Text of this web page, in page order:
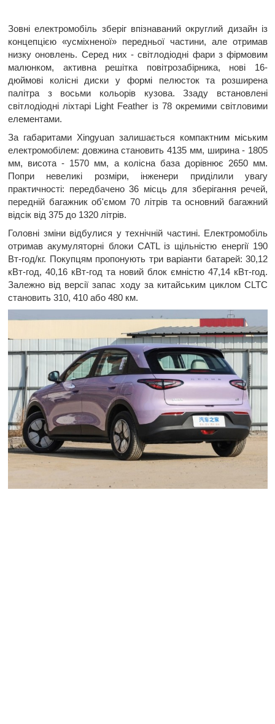
Зовні електромобіль зберіг впізнаваний округлий дизайн із
концепцією «усміхненої» передньої частини, але отримав
низку оновлень. Серед них - світлодіодні фари з фірмовим
малюнком, активна решітка повітрозабірника, нові 16-
дюймові колісні диски у формі пелюсток та розширена
палітра з восьми кольорів кузова. Ззаду встановлені
світлодіодні ліхтарі Light Feather із 78 окремими світловими
елементами.
За габаритами Xingyuan залишається компактним міським
електромобілем: довжина становить 4135 мм, ширина - 1805
мм, висота - 1570 мм, а колісна база дорівнює 2650 мм.
Попри невеликі розміри, інженери приділили увагу
практичності: передбачено 36 місць для зберігання речей,
передній багажник об'ємом 70 літрів та основний багажний
відсік від 375 до 1320 літрів.
Головні зміни відбулися у технічній частині. Електромобіль
отримав акумуляторні блоки CATL із щільністю енергії 190
Вт-год/кг. Покупцям пропонують три варіанти батарей: 30,12
кВт-год, 40,16 кВт-год та новий блок ємністю 47,14 кВт-год.
Залежно від версії запас ходу за китайським циклом CLTC
становить 310, 410 або 480 км.